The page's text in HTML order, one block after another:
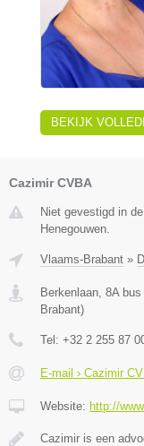
BEKIJK
Cazimir CVBA
Niet gevestigd in
Henegouwen.
Vlaams-Brabant »
Berkenlaan, 8A
Brabant)
Tel: +32 2 255 87
E-mail › Cazimir
Website: http://
Cazimir is een